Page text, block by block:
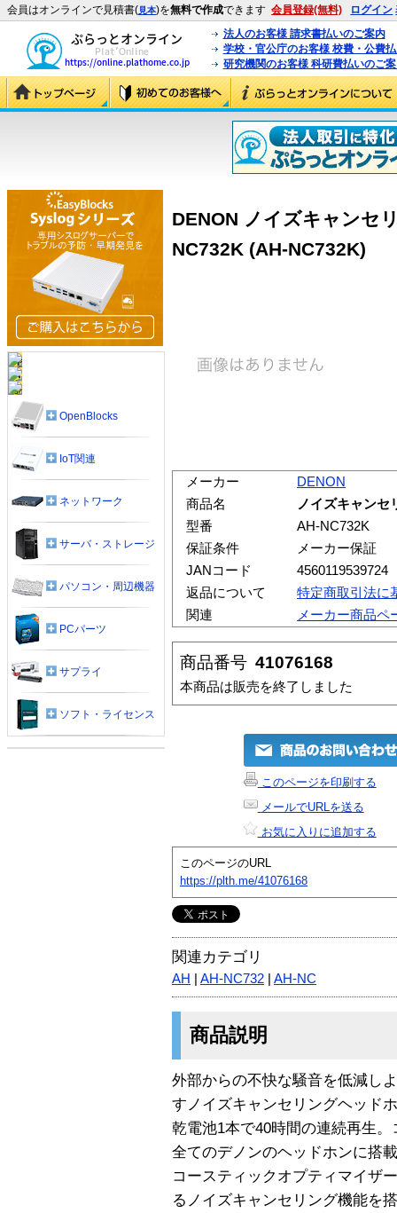
会員はオンラインで見積書(見本)を無料で作成できます 会員登録(無料) ログイン
法人のお客様 請求書払いのご案内
学校・官公庁のお客様 校費・公費
研究機関のお客様 科研費払いのご
DENON ノイズキャンセ
NC732K (AH-NC732K)
メーカー
DENON
商品名
ノイズキャンセ
型番
AH-NC732K
保証条件
メーカー保証
JANコード
4560119539724
返品について
特定商取引法に
関連
メーカー商品ペ
商品番号 41076168
本商品は販売を終了しました
このページを印刷する
メールでURLを送る
お気に入りに追加する
このページのURL
https://plth.me/41076168
関連カテゴリ
AH AH-NC732 AH-NC
商品説明
外部からの不快な騒音を低減し
すノイズキャンセリングヘッド
乾電池1本で40時間の連続再生
全てのデノンのヘッドホンに搭
コースティックオプティマイザ
るノイズキャンセリング機能を
OpenBlocks
IoT関連
ネットワーク
サーバ・ストレージ
パソコン・周辺機器
PCパーツ
サプライ
ソフト・ライセンス